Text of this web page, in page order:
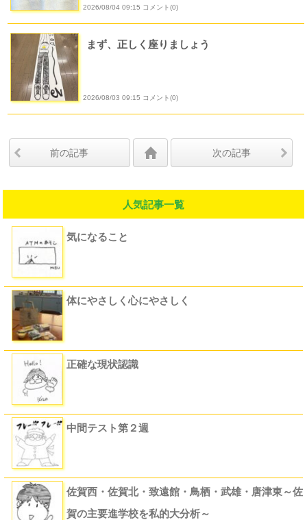
2026/08/04 09:15 コメント(0)
まず、正しく座りましょう
2026/08/03 09:15 コメント(0)
前の記事 次の記事
人気記事一覧
気になること
体にやさしく心にやさしく
正確な現状認識
中間テスト第２週
佐賀西・佐賀北・致遠館・鳥栖・武雄・唐津東～佐
賀の主要進学校を私的大分析～